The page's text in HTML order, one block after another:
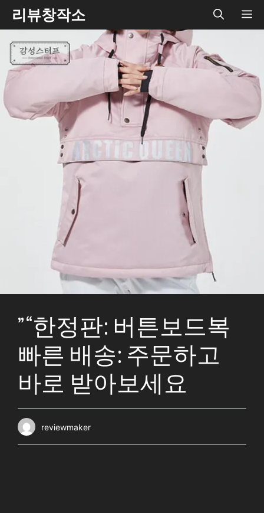
Skip리뷰창작소
” “한정판: 버튼보드복
빠른 배송: 주문하고
바로 받아보세요
reviewmaker